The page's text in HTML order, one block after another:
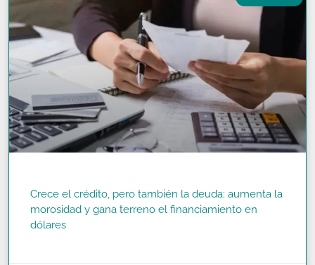
Crece el crédito, pero también la deuda: aumenta la
morosidad y gana terreno el financiamiento en
dólares